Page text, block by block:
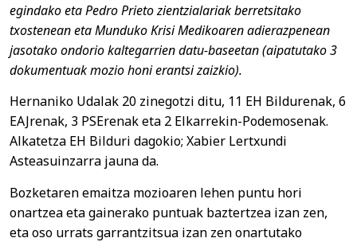
egindako eta Pedro Prieto zientzialariak berretsitako
txostenean eta Munduko Krisi Medikoaren adierazpenean
jasotako ondorio kaltegarrien datu-baseetan (aipatutako 3
dokumentuak mozio honi erantsi zaizkio).
Hernaniko Udalak 20 zinegotzi ditu, 11 EH Bildurenak, 6
EAJrenak, 3 PSErenak eta 2 Elkarrekin-Podemosenak.
Alkatetza EH Bilduri dagokio; Xabier Lertxundi
Asteasuinzarra jauna da.
Bozketaren emaitza mozioaren lehen puntu hori
onartzea eta gainerako puntuak baztertzea izan zen,
eta oso urrats garrantzitsua izan zen onartutako